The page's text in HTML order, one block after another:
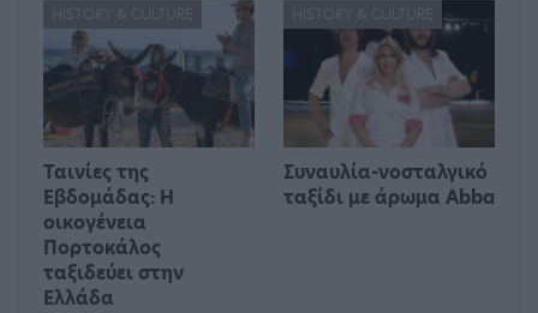
HISTORY & CULTURE
Ταινίες της
Εβδομάδας: Η
οικογένεια
Πορτοκάλος
ταξιδεύει στην
Ελλάδα
HISTORY & CULTURE
Συναυλία-νοσταλγικό
ταξίδι με άρωμα Abba